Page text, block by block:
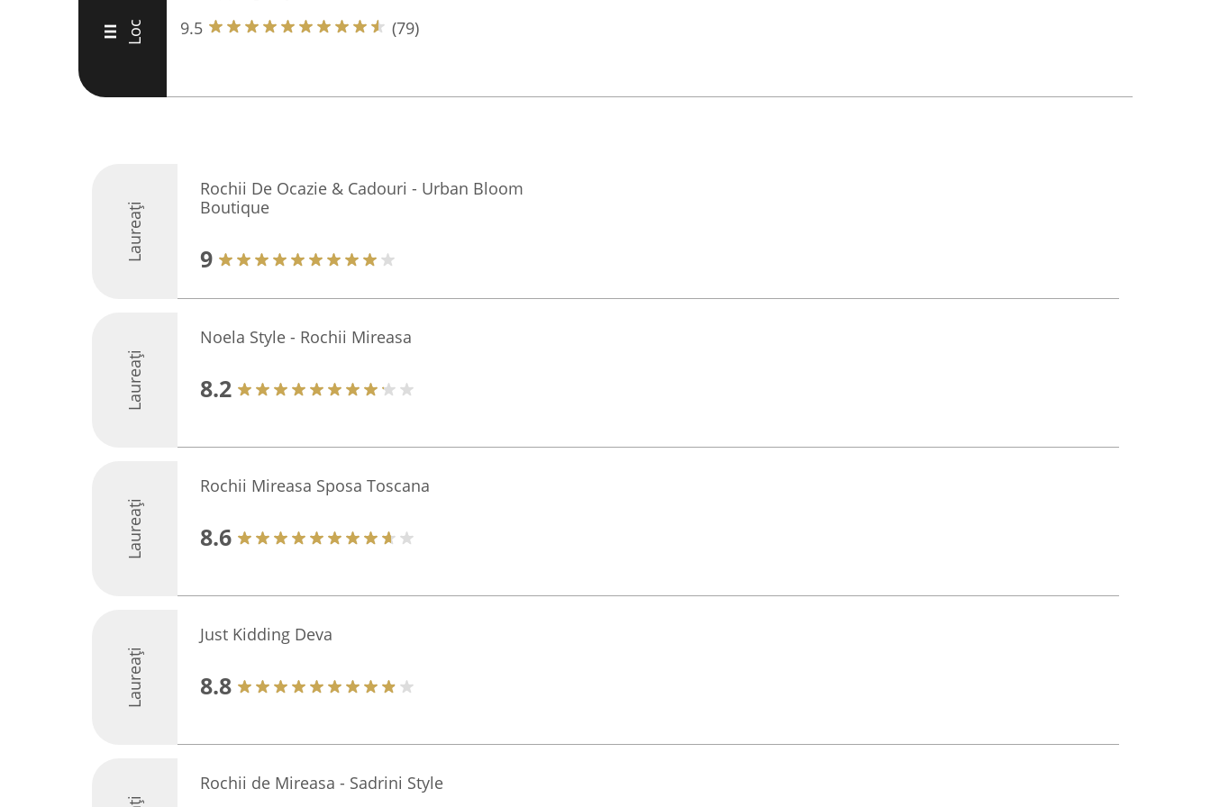
III Loc
9.5
(79)
Laureați
Rochii De Ocazie & Cadouri - Urban Bloom
Boutique
9
Laureați
Noela Style - Rochii Mireasa
8.2
Laureați
Rochii Mireasa Sposa Toscana
8.6
Laureați
Just Kidding Deva
8.8
Rochii de Mireasa - Sadrini Style